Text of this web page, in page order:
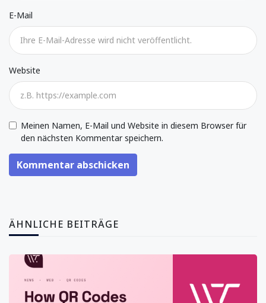
E-Mail
Website
Meinen Namen, E-Mail und Website in diesem Browser für
den nächsten Kommentar speichern.
Kommentar abschicken
ÄHNLICHE BEITRÄGE